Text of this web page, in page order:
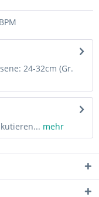
24-32cm (Gr.
mehr